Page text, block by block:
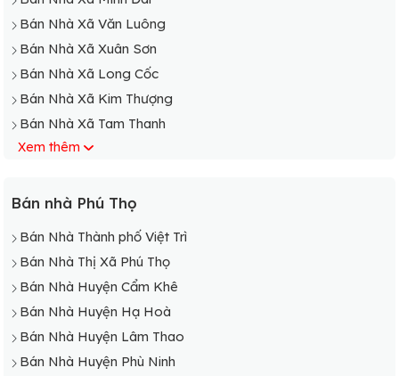
Bán Nhà Xã Văn Luông
Bán Nhà Xã Xuân Sơn
Bán Nhà Xã Long Cốc
Bán Nhà Xã Kim Thượng
Bán Nhà Xã Tam Thanh
Bán Nhà Xã Vinh Tiền
Xem thêm
Bán nhà Phú Thọ
Bán Nhà Thành phố Việt Trì
Bán Nhà Thị Xã Phú Thọ
Bán Nhà Huyện Cẩm Khê
Bán Nhà Huyện Hạ Hoà
Bán Nhà Huyện Lâm Thao
Bán Nhà Huyện Phù Ninh